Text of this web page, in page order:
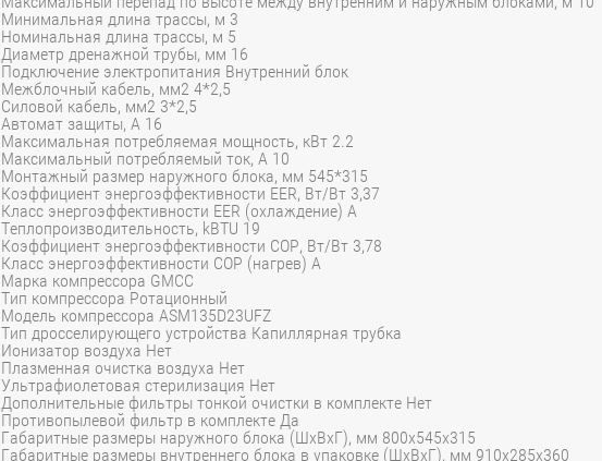
Минимальная длина трассы, м 3
Номинальная длина трассы, м 5
Диаметр дренажной трубы, мм 16
Подключение электропитания Внутренний блок
Межблочный кабель, мм2 4*2,5
Силовой кабель, мм2 3*2,5
Автомат защиты, А 16
Максимальная потребляемая мощность, кВт 2.2
Максимальный потребляемый ток, А 10
Монтажный размер наружного блока, мм 545*315
Коэффициент энергоэффективности EER, Вт/Вт 3,37
Класс энергоэффективности EER (охлаждение) A
Теплопроизводительность, kBTU 19
Коэффициент энергоэффективности COP, Вт/Вт 3,78
Класс энергоэффективности COP (нагрев) A
Марка компрессора GMCC
Тип компрессора Ротационный
Модель компрессора ASM135D23UFZ
Тип дросселирующего устройства Капиллярная трубка
Ионизатор воздуха Нет
Плазменная очистка воздуха Нет
Ультрафиолетовая стерилизация Нет
Дополнительные фильтры тонкой очистки в комплекте Нет
Противопылевой фильтр в комплекте Да
Габаритные размеры наружного блока (ШхВхГ), мм 800x545x315
Габаритные размеры внутреннего блока в упаковке (ШхВхГ), мм 910x285x360